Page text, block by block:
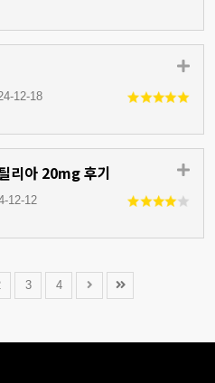
12-18
리아 20mg 후기
12-12
3 4